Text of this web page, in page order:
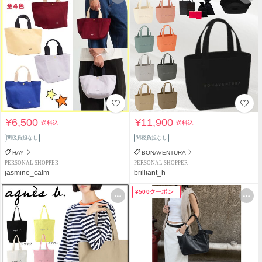
¥6,500送料込
関税負担なし
HAY
PERSONAL SHOPPER
jasmine_calm
¥11,900送料込
関税負担なし
BONAVENTURA
PERSONAL SHOPPER
brilliant_h
¥500クーポン